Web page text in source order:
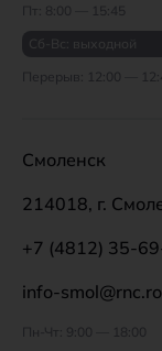
Пт: 8:00 — 15:45
Сб-Вс: выходной
Перерыв: 12:00 —
Смоленск
214018, г.
+7 (4812) 35-
info-
Пн-Чт: 9:00 — 18:00